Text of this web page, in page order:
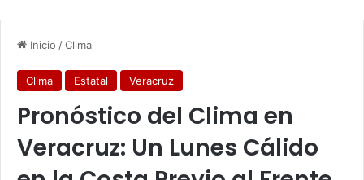
Inicio /Clima
Clima Estatal Veracruz
Pronóstico del Clima en
Veracruz: Un Lunes Cálido